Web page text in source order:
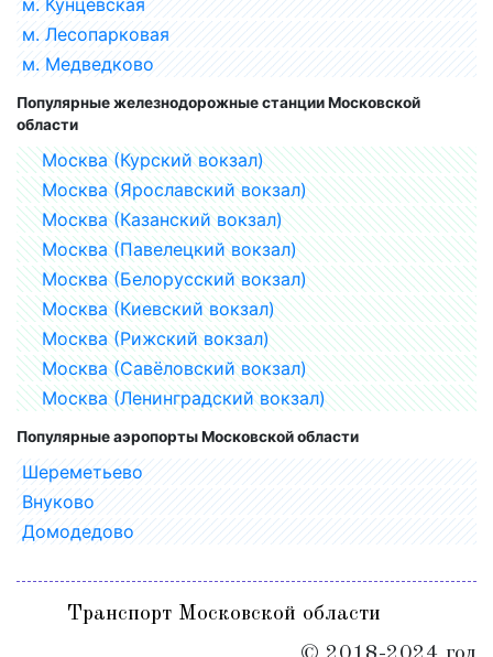
м. Лесопарковая
м. Медведково
Популярные железнодорожные станции Московской
области
Москва (Курский вокзал)
Москва (Ярославский вокзал)
Москва (Казанский вокзал)
Москва (Павелецкий вокзал)
Москва (Белорусский вокзал)
Москва (Киевский вокзал)
Москва (Рижский вокзал)
Москва (Савёловский вокзал)
Москва (Ленинградский вокзал)
Популярные аэропорты Московской области
Шереметьево
Внуково
Домодедово
Транспорт Московской области